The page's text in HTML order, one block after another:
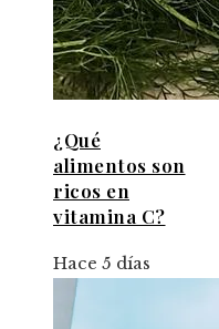
¿Qué
alimentos son
ricos en
vitamina C?
Hace 5 días